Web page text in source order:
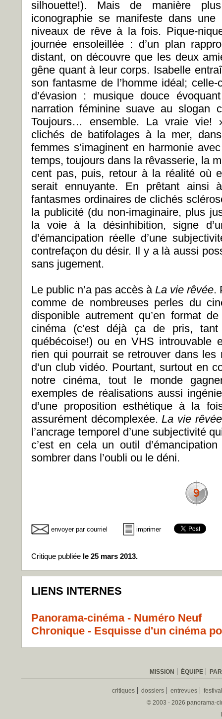
silhouette!). Mais de manière
iconographie se manifeste dans
niveaux de rêve à la fois. Pique-
journée ensoleillée : d’un plan
distant, on découvre que les deux
gêne quant à leur corps. Isabelle
son fantasme de l’homme idéal;
d’évasion : musique douce
narration féminine suave au slogan
Toujours… ensemble. La vraie vie!
clichés de batifolages à la mer,
femmes s’imaginent en harmonie
temps, toujours dans la rêvasserie, la
cent pas, puis, retour à la réalité où
serait ennuyante. En prêtant ainsi
fantasmes ordinaires de clichés
la publicité (du non-imaginaire, plus
la voie à la désinhibition, signe
d’émancipation réelle d’une
contrefaçon du désir. Il y a là aussi
sans jugement.
Le public n’a pas accès à La vie rêvée.
comme de nombreuses perles du
disponible autrement qu’en format
cinéma (c’est déjà ça de pris, tant
québécoise!) ou en VHS introuvable
rien qui pourrait se retrouver dans les
d’un club vidéo. Pourtant, surtout en
notre cinéma, tout le monde
exemples de réalisations aussi
d’une proposition esthétique à la
assurément décomplexée.La vie
l’ancrage temporel d’une subjectivité
c’est en cela un outil
sombrer dans l’oubli ou le déni.
9
envoyer par courriel imprimer
Critique publiée le 25 mars 2013.
LIENS INTERNES
Panorama-cinéma - Numéro Neuf
Chronique - Esquisse d'un cinéma
MISSION ÉQUIPE
critiques dossiers entrevues
© 2003 - 2026 panorama-